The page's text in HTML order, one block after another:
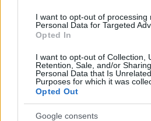
I want to opt-out of processing
Personal Data for Targeted
Opted In
I want to opt-out of Collection,
Retention, Sale, and/or
Personal Data that Is
Purposes for which it was
Opted Out
Google consents